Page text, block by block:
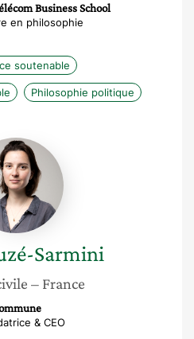
Business School
en philosophie
soutenable
Philosophie politique
Tara
Heuzé-
Sarmini
Sarmini
– France
& CEO